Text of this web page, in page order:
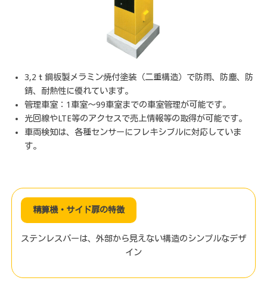
3,2ｔ鋼板製メラミン焼付塗装（二重構造）で防雨、防塵、防
錆、耐熱性に優れています。
管理車室：1車室～99車室までの車室管理が可能です。
光回線やLTE等のアクセスで売上情報等の取得が可能です。
車両検知は、各種センサーにフレキシブルに対応していま
す。
精算機・サイド扉の特徴
ステンレスバーは、外部から見えない構造のシンプルなデザ
イン